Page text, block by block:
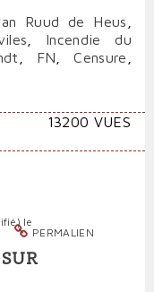
Ruud de Heus
Incendie du
FN ,Censure
13200 VUES
PERMALIEN
le